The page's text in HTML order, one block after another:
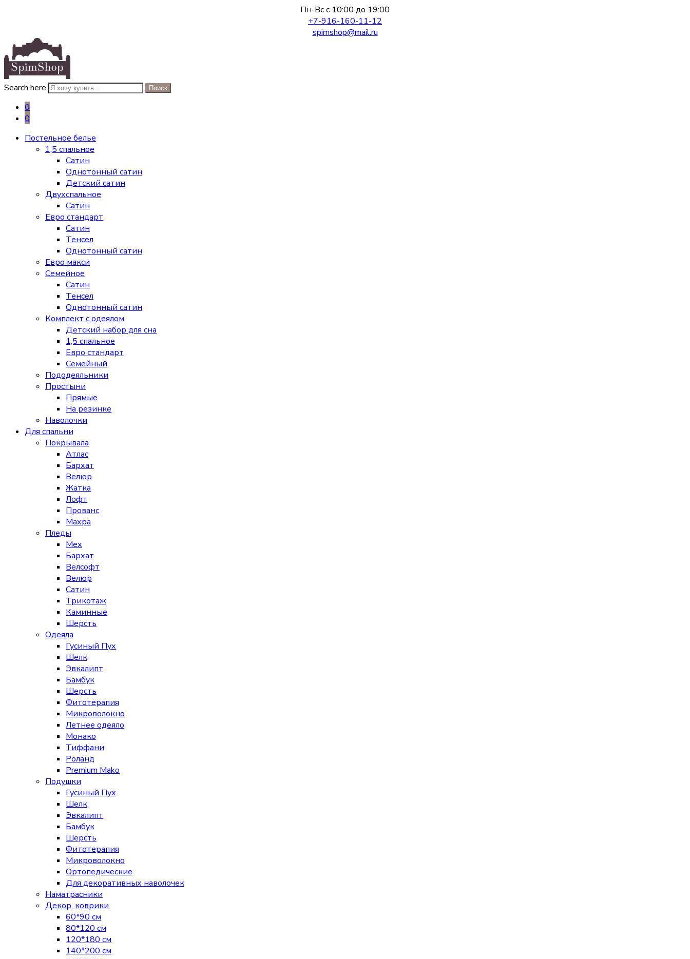
Пн-Вс с 10:00 до 19:00
+7-916-160-11-12
spimshop@mail.ru
Search here Поиск
0
0
Постельное белье
1,5 спальное
Сатин
Однотонный сатин
Детский сатин
Двухспальное
Сатин
Евро стандарт
Сатин
Тенсел
Однотонный сатин
Евро макси
Семейное
Сатин
Тенсел
Однотонный сатин
Комплект с одеялом
Детский набор для сна
1,5 спальное
Евро стандарт
Семейный
Пододеяльники
Простыни
Прямые
На резинке
Наволочки
Для спальни
Покрывала
Атлас
Бархат
Велюр
Жатка
Лофт
Прованс
Махра
Пледы
Мех
Бархат
Велсофт
Велюр
Сатин
Трикотаж
Каминные
Шерсть
Одеяла
Гусиный Пух
Шелк
Эвкалипт
Бамбук
Шерсть
Фитотерапия
Микроволокно
Летнее одеяло
Монако
Тиффани
Роланд
Premium Mako
Подушки
Гусиный Пух
Шелк
Эвкалипт
Бамбук
Шерсть
Фитотерапия
Микроволокно
Ортопедические
Для декоративных наволочек
Наматрасники
Декор. коврики
60*90 см
80*120 см
120*180 см
140*200 см